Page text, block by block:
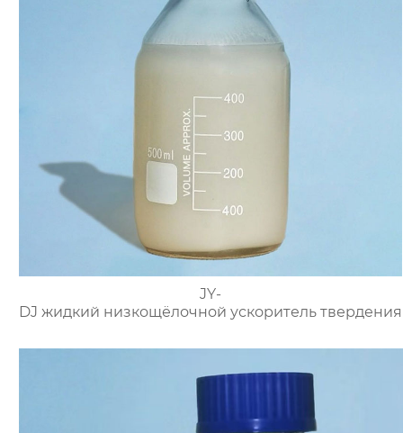
JY-
DJ жидкий низкощёлочной ускоритель твердения